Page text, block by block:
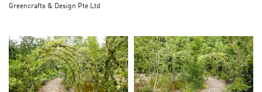
Greencrafts & Design Pte Ltd